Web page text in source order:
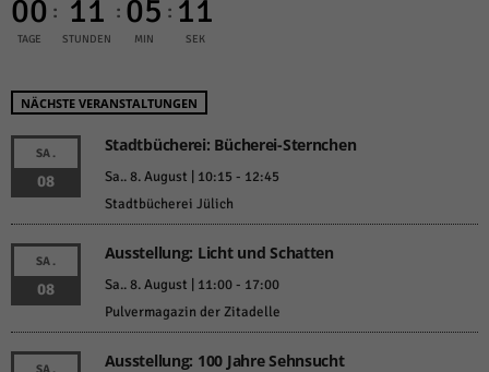
00
TAGE
: 11
STUNDEN
: 05
MIN
: 11
SEK
NÄCHSTE VERANSTALTUNGEN
SA.
08
Stadtbücherei: Bücherei-Sternchen
Sa.. 8. August | 10:15 - 12:45
Stadtbücherei Jülich
SA.
08
Ausstellung: Licht und Schatten
Sa.. 8. August | 11:00- 17:00
Pulvermagazin der Zitadelle
Ausstellung: 100 Jahre Sehnsucht